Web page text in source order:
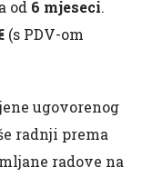
od 6 mjeseci.
(s PDV-om
ugovorenog
radnji prema
radove na